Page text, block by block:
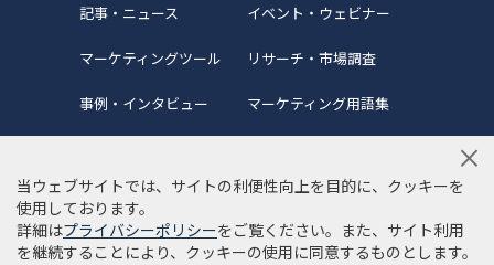
記事・ニュース イベント・ウェビナー
マーケティングツール リサーチ・市場調査
事例・インタビュー マーケティング用語集
当サイトについて 編集ポリシー
サイトマップ
利用規約
個人情報保護方針
当ウェブサイトでは、サイトの利便性向上を目的に、クッキーを
使用しております。
詳細はプライバシーポリシーをご覧ください。また、サイト利用
を継続することにより、クッキーの使用に同意するものとします。